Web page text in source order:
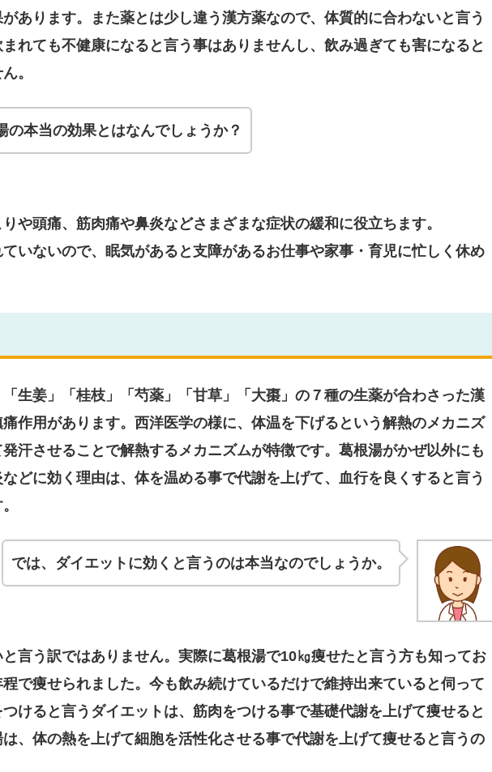
あります。また薬とは少し違う漢方薬なので、体質的に合わないと言う
れても不健康になると言う事はありませんし、飲み過ぎても害になると
。
の本当の効果とはなんでしょうか？
や頭痛、筋肉痛や鼻炎などさまざまな症状の緩和に役立ちます。
いないので、眠気があると支障があるお仕事や家事・育児に忙しく休め
生姜」「桂枝」「芍薬」「甘草」「大棗」の７種の生薬が合わさった漢
作用があります。西洋医学の様に、体温を下げるという解熱のメカニズ
汗させることで解熱するメカニズムが特徴です。葛根湯がかぜ以外にも
どに効く理由は、体を温める事で代謝を上げて、血行を良くすると言う
では、ダイエットに効くと言うのは本当なのでしょうか。
言う訳ではありません。実際に葛根湯で10㎏痩せたと言う方も知ってお
で痩せられました。今も飲み続けているだけで維持出来ていると伺って
けると言うダイエットは、筋肉をつける事で基礎代謝を上げて痩せると
、体の熱を上げて細胞を活性化させる事で代謝を上げて痩せると言うの